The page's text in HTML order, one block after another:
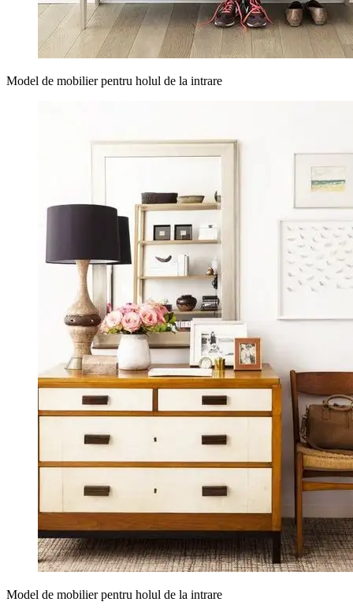
Model de mobilier pentru holul de la intrare
Model de mobilier pentru holul de la intrare